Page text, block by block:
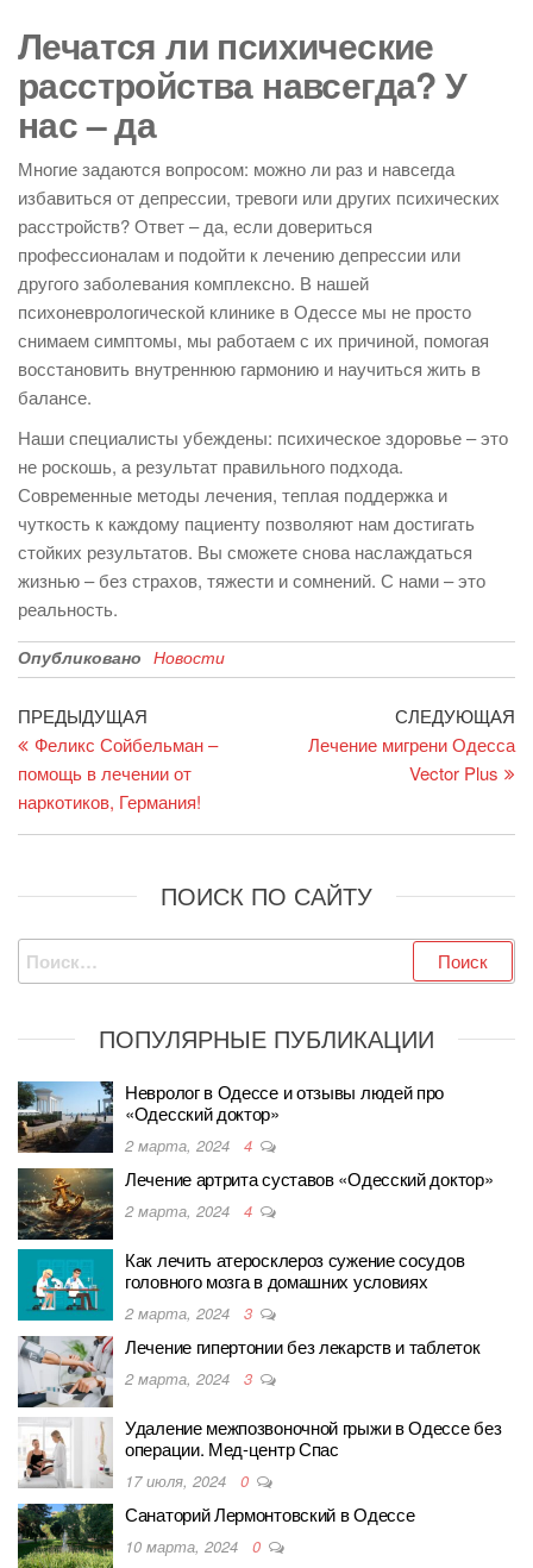
Лечатся ли психические
расстройства навсегда? У
нас – да
Многие задаются вопросом: можно ли раз и навсегда
избавиться от депрессии, тревоги или других психических
расстройств? Ответ – да, если довериться
профессионалам и подойти к лечению депрессии или
другого заболевания комплексно. В нашей
психоневрологической клинике в Одессе мы не просто
снимаем симптомы, мы работаем с их причиной, помогая
восстановить внутреннюю гармонию и научиться жить в
балансе.
Наши специалисты убеждены: психическое здоровье – это
не роскошь, а результат правильного подхода.
Современные методы лечения, теплая поддержка и
чуткость к каждому пациенту позволяют нам достигать
стойких результатов. Вы сможете снова наслаждаться
жизнью – без страхов, тяжести и сомнений. С нами – это
реальность.
Опубликовано Новости
Навигация
по
записям
Предыдущая
запись
ПРЕДЫДУЩАЯ
Феликс Сойбельман –
помощь в лечении от
наркотиков, Германия!
СЛЕДУЮЩАЯ
Лечение мигрени Одесса
Vector Plus
ПОИСК ПО САЙТУ
Найти:
ПОПУЛЯРНЫЕ ПУБЛИКАЦИИ
Невролог в Одессе и отзывы людей про
«Одесский доктор»
2 марта, 2024 4
Лечение артрита суставов «Одесский доктор»
2 марта, 2024 4
Как лечить атеросклероз сужение сосудов
головного мозга в домашних условиях
2 марта, 2024 3
Лечение гипертонии без лекарств и таблеток
2 марта, 2024 3
Удаление межпозвоночной грыжи в Одессе без
операции. Мед-центр Спас
17 июля, 2024 0
Санаторий Лермонтовский в Одессе
10 марта, 2024 0